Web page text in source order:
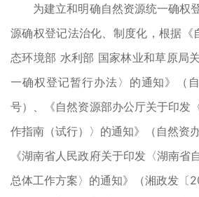
为建立和明确自然资源统一确权
源确权登记法治化、制度化，根据《
态环境部 水利部 国家林业和草原局
一确权登记暂行办法〉的通知》（
号）、《自然资源部办公厅关于印发
作指南（试行）〉的通知》（自然资
《湖南省人民政府关于印发〈湖南省
总体工作方案〉的通知》（湘政发〔